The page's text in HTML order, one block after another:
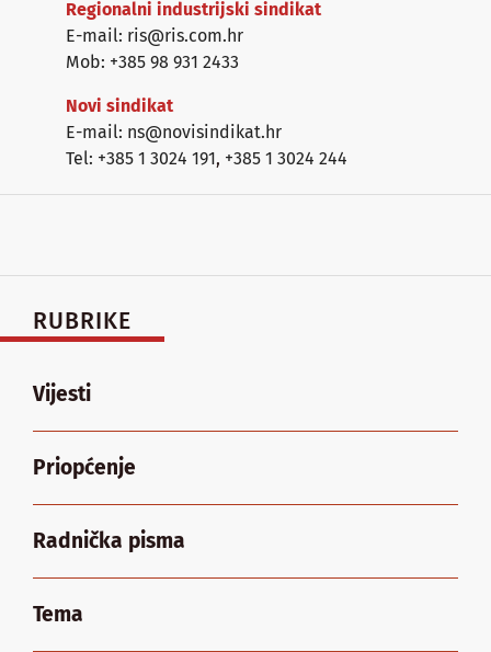
Regionalni industrijski sindikat
E-mail: ris@ris.com.hr
Mob: +385 98 931 2433
Novi sindikat
E-mail: ns@novisindikat.hr
Tel: +385 1 3024 191, +385 1 3024 244
RUBRIKE
Vijesti
Priopćenje
Radnička pisma
Tema